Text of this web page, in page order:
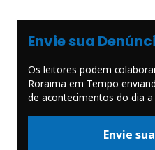
Envie sua
Os leitores podem
Roraima em Tempo
de acontecimentos do dia a
Envie